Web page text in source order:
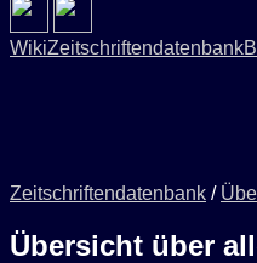
WikiZeitschriftendatenbank
Zeitschriftendatenbank /
Übersicht über